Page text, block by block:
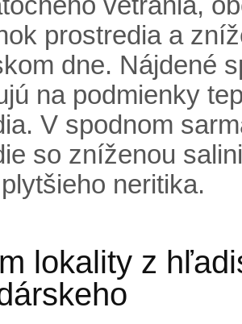
vetrania,
prostredia a
dne. Nájdené
na podmienky
V spodnom
so zníženou
neritika.
lokality z